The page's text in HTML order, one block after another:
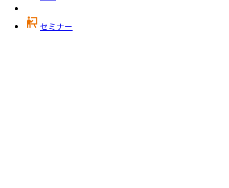
セミナー